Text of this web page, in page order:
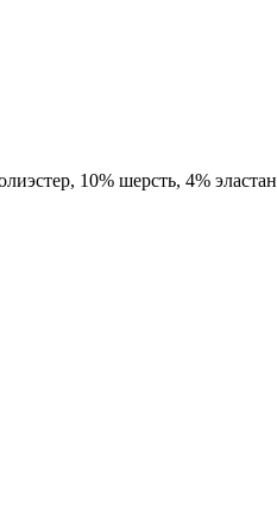
10% шерсть, 4% эластан